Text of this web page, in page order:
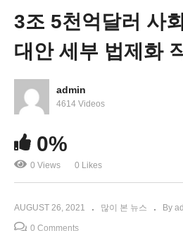
달러 계약금도 등장
3조 5천억달러 사
대안 세부 법제화
admin
4614 Videos
0%
0 Views 0 Likes
AUGUST 26, 2021 많이 본 뉴스 By
0 Comments